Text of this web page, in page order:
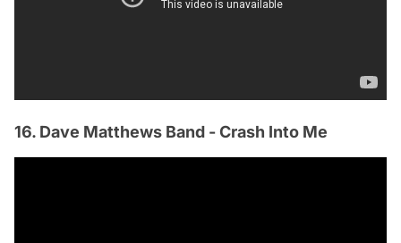
16. Dave Matthews Band - Crash Into Me